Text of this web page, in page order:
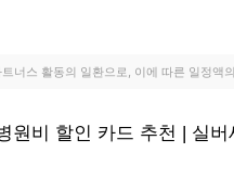
너스 활동의 일환으로, 이에 따른 일정액
원비 할인 카드 추천 | 실